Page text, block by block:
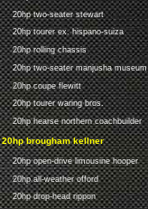
20hp two-seater stewart
20hp tourer ex. hispano-suiza
20hp rolling chassis
20hp two-seater manjusha museum
20hp coupe flewitt
20hp tourer waring bros.
20hp hearse northern coachbuilder
20hp brougham kellner
20hp open-drive limousine hooper
20hp all-weather offord
20hp drop-head rippon